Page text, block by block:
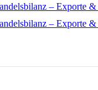
– Exporte &
– Exporte &